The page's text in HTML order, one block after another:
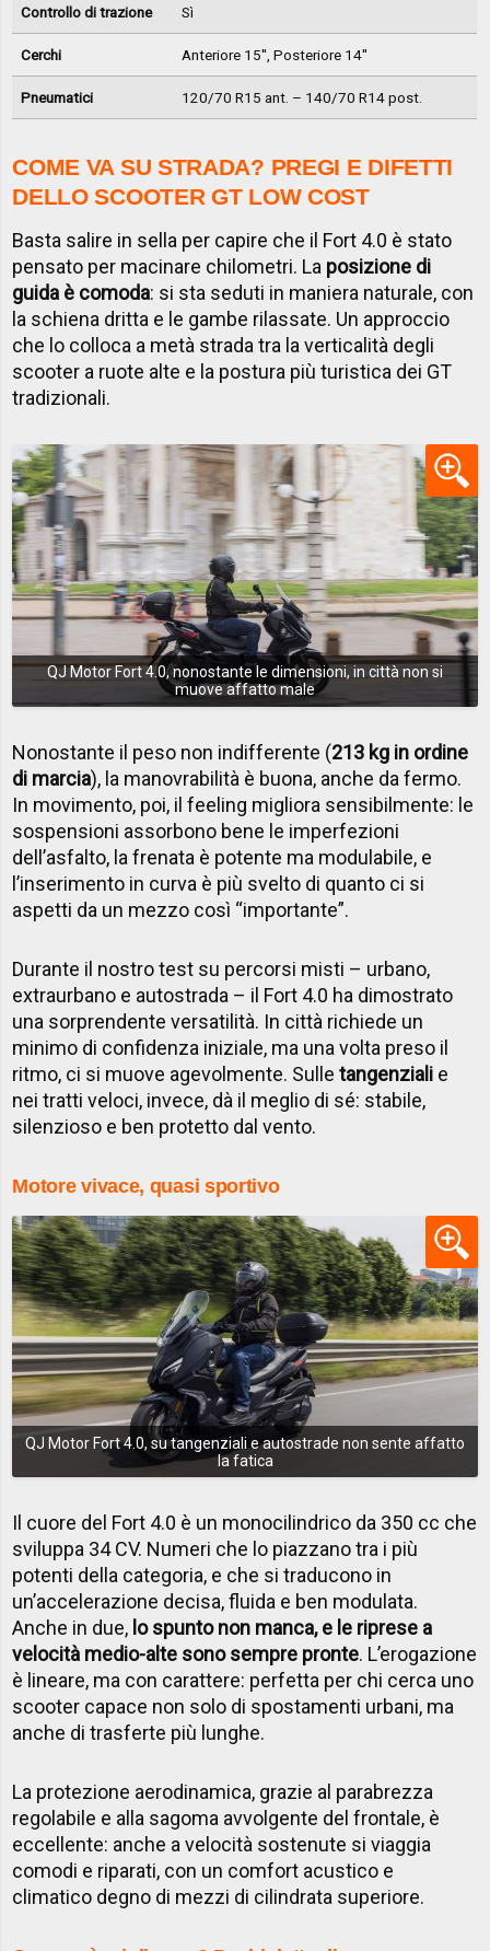
Controllo di trazione Sì
Cerchi Anteriore 15'', Posteriore 14''
Pneumatici 120/70 R15 ant. – 140/70 R14 post.
COME VA SU STRADA? PREGI E DIFETTI
DELLO SCOOTER GT LOW COST
Basta salire in sella per capire che il Fort 4.0 è stato
pensato per macinare chilometri. La posizione di
guida è comoda: si sta seduti in maniera naturale, con
la schiena dritta e le gambe rilassate. Un approccio
che lo colloca a metà strada tra la verticalità degli
scooter a ruote alte e la postura più turistica dei GT
tradizionali.
QJ Motor Fort 4.0, nonostante le dimensioni, in città non si
muove affatto male
Nonostante il peso non indifferente (213 kg in ordine
di marcia), la manovrabilità è buona, anche da fermo.
In movimento, poi, il feeling migliora sensibilmente: le
sospensioni assorbono bene le imperfezioni
dell’asfalto, la frenata è potente ma modulabile, e
l’inserimento in curva è più svelto di quanto ci si
aspetti da un mezzo così “importante”.
Durante il nostro test su percorsi misti – urbano,
extraurbano e autostrada – il Fort 4.0 ha dimostrato
una sorprendente versatilità. In città richiede un
minimo di confidenza iniziale, ma una volta preso il
ritmo, ci si muove agevolmente. Sulletangenziali e
nei tratti veloci, invece, dà il meglio di sé: stabile,
silenzioso e ben protetto dal vento.
Motore vivace, quasi sportivo
QJ Motor Fort 4.0, su tangenziali e autostrade non sente affatto
la fatica
Il cuore del Fort 4.0 è un monocilindrico da 350 cc che
sviluppa 34 CV. Numeri che lo piazzano tra i più
potenti della categoria, e che si traducono in
un’accelerazione decisa, fluida e ben modulata.
Anche in due, lo spunto non manca, e le riprese a
velocità medio-alte sono sempre pronte. L’erogazione
è lineare, ma con carattere: perfetta per chi cerca uno
scooter capace non solo di spostamenti urbani, ma
anche di trasferte più lunghe.
La protezione aerodinamica, grazie al parabrezza
regolabile e alla sagoma avvolgente del frontale, è
eccellente: anche a velocità sostenute si viaggia
comodi e riparati, con un comfort acustico e
climatico degno di mezzi di cilindrata superiore.